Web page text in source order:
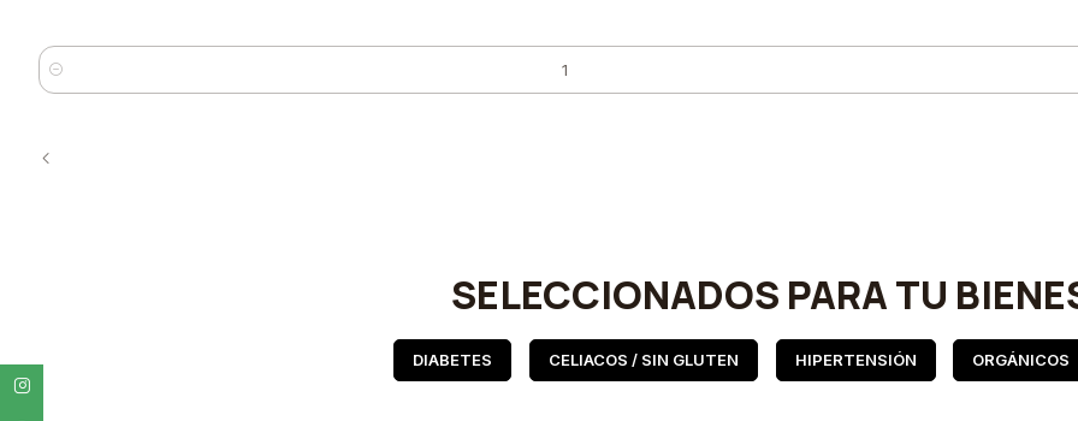
Cantidad
SELECCIONADOS PARA TU
DIABETES CELIACOS / SIN GLUTEN HIPERTENSIÓN ORGÁNICOS